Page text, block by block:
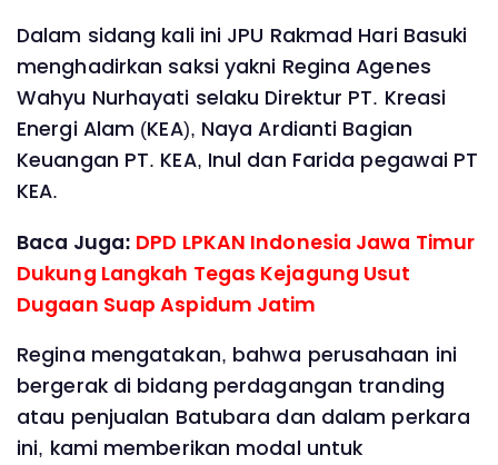
Dalam sidang kali ini JPU Rakmad Hari Basuki
menghadirkan saksi yakni Regina Agenes
Wahyu Nurhayati selaku Direktur PT. Kreasi
Energi Alam (KEA), Naya Ardianti Bagian
Keuangan PT. KEA, Inul dan Farida pegawai PT
KEA.
Baca Juga: DPD LPKAN Indonesia Jawa Timur
Dukung Langkah Tegas Kejagung Usut
Dugaan Suap Aspidum Jatim
Regina mengatakan, bahwa perusahaan ini
bergerak di bidang perdagangan tranding
atau penjualan Batubara dan dalam perkara
ini, kami memberikan modal untuk